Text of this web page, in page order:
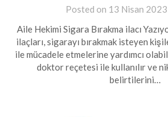
Posted on 13 Nisan 2023
Aile Hekimi Sigara Bırakma ilacı
ilaçları, sigarayı bırakmak isteyen
ile mücadele etmelerine yardımcı
doktor reçetesi ile kullanılır ve
belirtilerini…